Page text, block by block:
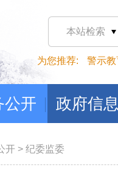
本站检索
为您推荐: 警示教
公开 政府信
开 > 纪委监委